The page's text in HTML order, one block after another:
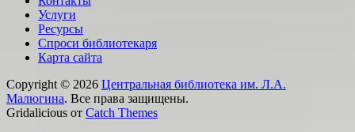
Услуги
Ресурсы
Спроси библиотекаря
Карта сайта
Copyright © 2026 Центральная библиотека им. Л.А.
Малюгина. Все права защищены.
Gridalicious от Catch Themes